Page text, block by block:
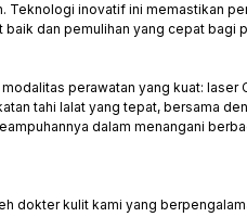
Teknologi inovatif ini memastikan
dan pemulihan yang cepat bagi
perawatan yang kuat: laser
tahi lalat yang tepat, bersama
dalam menangani
dokter kulit kami yang